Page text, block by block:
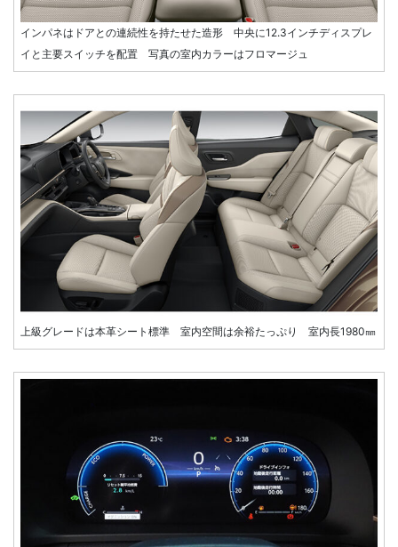
インパネはドアとの連続性を持たせた造形 中央に12.3インチディスプレ
イと主要スイッチを配置 写真の室内カラーはフロマージュ
上級グレードは本革シート標準 室内空間は余裕たっぷり 室内長1980㎜